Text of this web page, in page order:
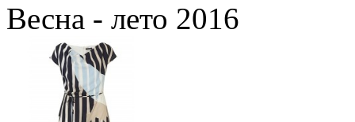
Весна - лето 2016